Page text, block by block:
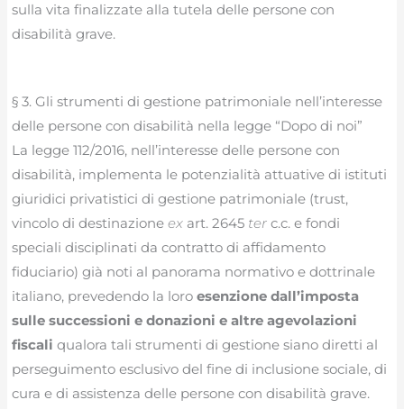
sulla vita finalizzate alla tutela delle persone con
disabilità grave.
§ 3. Gli strumenti di gestione patrimoniale nell’interesse
delle persone con disabilità nella legge “Dopo di noi”
La legge 112/2016, nell’interesse delle persone con
disabilità, implementa le potenzialità attuative di istituti
giuridici privatistici di gestione patrimoniale (trust,
vincolo di destinazioneex art. 2645 ter c.c. e fondi
speciali disciplinati da contratto di affidamento
fiduciario) già noti al panorama normativo e dottrinale
italiano, prevedendo la loroesenzione dall’imposta
sulle successioni e donazioni e altre agevolazioni
fiscali qualora tali strumenti di gestione siano diretti al
perseguimento esclusivo del fine di inclusione sociale, di
cura e di assistenza delle persone con disabilità grave.